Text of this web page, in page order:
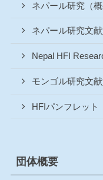
ネパール研究（概
ネパール研究文
Nepal HFI
モンゴル研究文
HFIパンフレット
団体概要